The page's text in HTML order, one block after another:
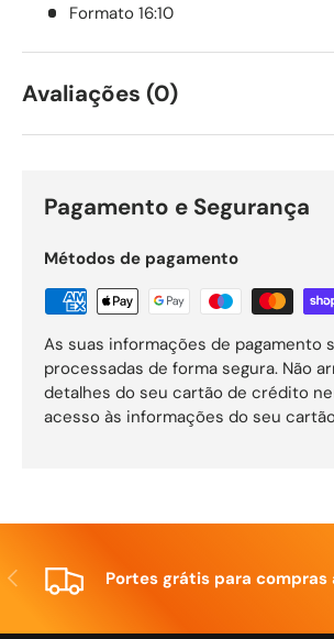
Formato 16:10
Avaliações (0)
Pagamento e Segurança
Métodos de pagamento
As suas informações de pagamento
processadas de forma segura. Não
detalhes do seu cartão de crédito
acesso às informações do seu
Anterior Portes grátis para compras